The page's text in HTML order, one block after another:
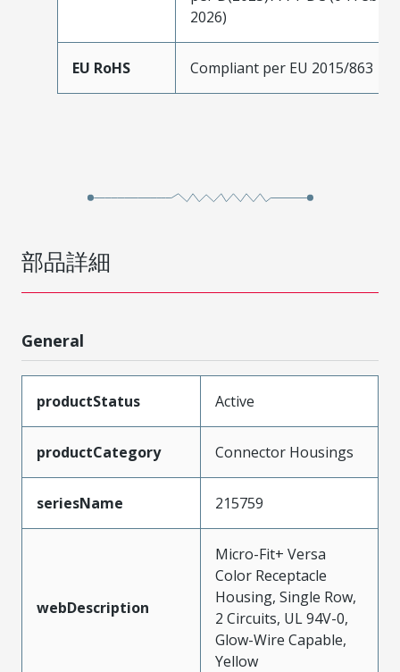
2026)
EU RoHS Compliant per EU 2015/863
部品詳細
General
productStatus Active
productCategory Connector Housings
seriesName 215759
webDescription
Micro-Fit+ Versa
Color Receptacle
Housing, Single Row,
2 Circuits, UL 94V-0,
Glow-Wire Capable,
Yellow